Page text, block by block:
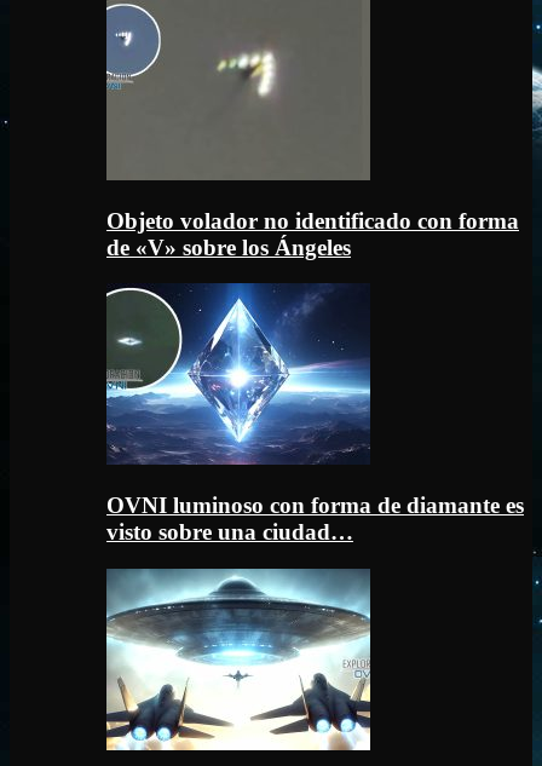
Objeto volador no identificado con forma
de «V» sobre los Ángeles
OVNI luminoso con forma de diamante es
visto sobre una ciudad…